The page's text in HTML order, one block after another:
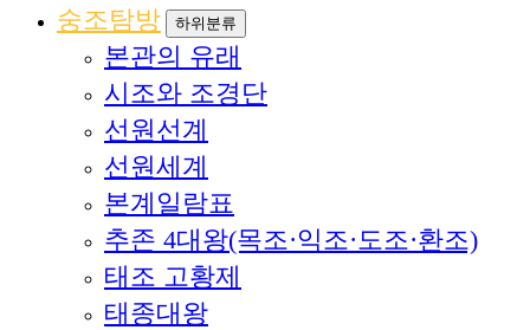
숭조탐방
하위분류
본관의 유래
시조와 조경단
선원선계
선원세계
본계일람표
추존 4대왕(목조·익조·도조·환조)
태조 고황제
태종대왕